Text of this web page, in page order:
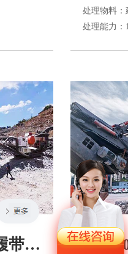
处理物料
处理能力
广西岑溪200t/h履带式移动破碎生产线